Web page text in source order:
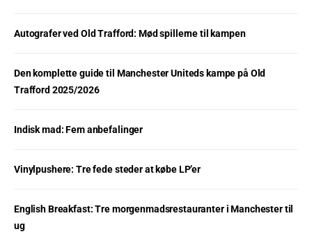
Autografer ved Old Trafford: Mød spillerne til kampen
Den komplette guide til Manchester Uniteds kampe på Old
Trafford 2025/2026
Indisk mad: Fem anbefalinger
Vinylpushere: Tre fede steder at købe LP’er
English Breakfast: Tre morgenmadsrestauranter i Manchester til
ug